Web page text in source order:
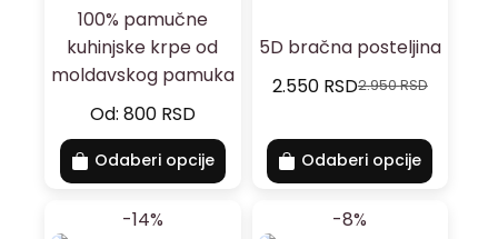
100% pamučne
kuhinjske krpe od
moldavskog pamuka
Od: 800 RSD
Odaberi opcije
5D bračna posteljina
2.950RSD
2.550 RSD
Odaberi opcije
-14% -8%